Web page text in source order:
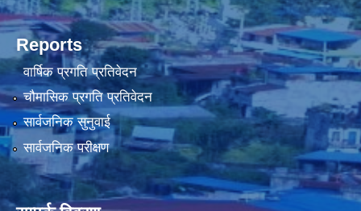
Reports
वार्षिक प्रगति प्रतिवेदन
चौमासिक प्रगति प्रतिवेदन
सार्वजनिक सुनुवाई
सार्वजनिक परीक्षण